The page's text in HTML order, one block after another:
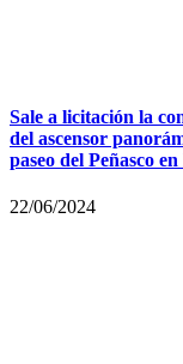
Sale a licitación la
del ascensor
paseo del Peñasco
22/06/2024